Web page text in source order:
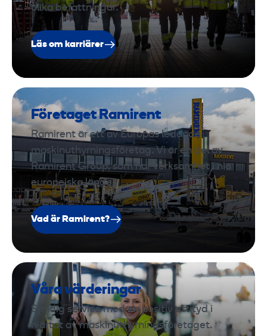
olika befattningar.
Läs om karriärer
Företaget Ramirent
Ramirent är ett av Europas ledande
maskinuthyrningsföretag. Vi är en del av
Ramirent Group, som har verksamhet i nio
europeiska länder.
Vad är Ramirent?
Våra värderingar
Smidig service med en positiv attityd i
hjärtat av maskinuthyrningsföretaget.